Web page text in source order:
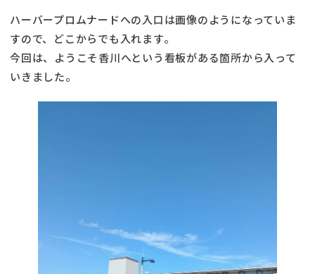
ハーバープロムナードへの入口は画像のようになっていま
すので、どこからでも入れます。
今回は、ようこそ香川へという看板がある箇所から入って
いきました。